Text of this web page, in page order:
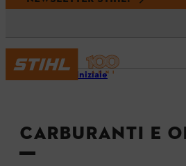
Pagina iniziale
CARBURANTI E